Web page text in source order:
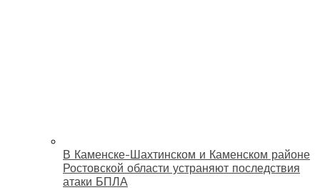
В Каменске-Шахтинском и Каменском районе
Ростовской области устраняют последствия
атаки БПЛА